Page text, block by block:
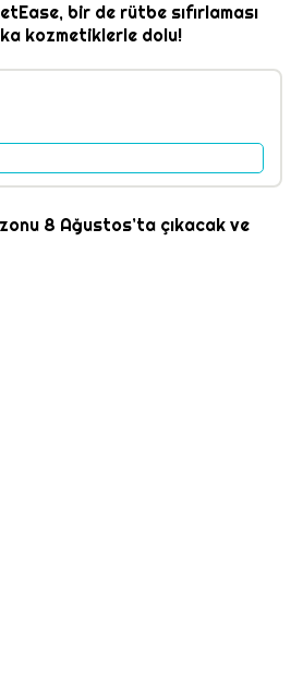
bir de rütbe sıfırlaması
kozmetiklerle dolu!
8 Ağustos’ta çıkacak ve